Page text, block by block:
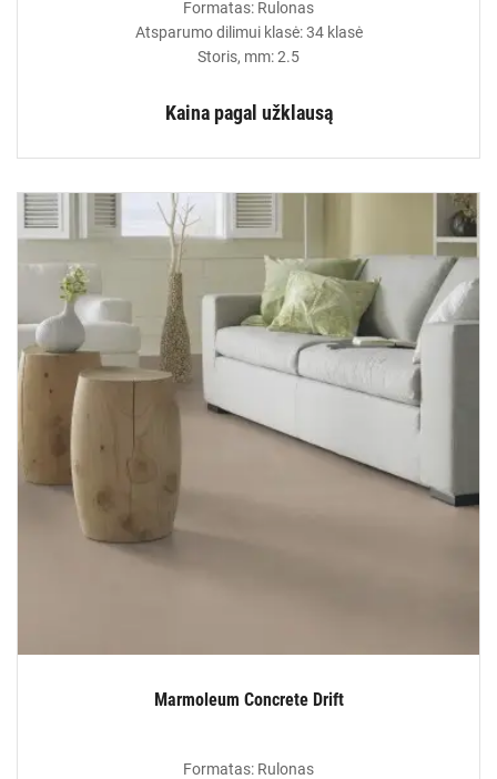
Formatas: Rulonas
Atsparumo dilimui klasė: 34 klasė
Storis, mm: 2.5
Kaina pagal užklausą
Marmoleum Concrete Drift
Formatas: Rulonas